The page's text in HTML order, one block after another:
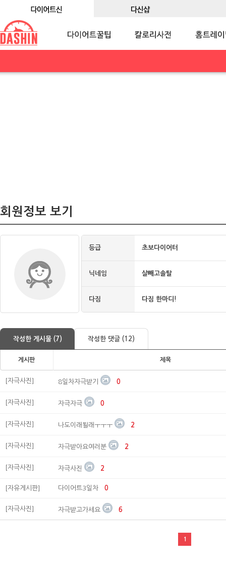
회원정보 보기
등급 초보다이어터
닉네임 살빼고솔탈
다짐 다짐 한마디!
작성한 게시물 (7) 작성한 댓글 (12)
게시판 제목
[자극사진] 8일차자극받기 0
[자극사진] 자극자극 0
[자극사진] 나도이래될래ㅜㅜㅜ 2
[자극사진] 자극받아요여러분 2
[자극사진] 자극사진 2
[자유게시판] 다이어트3일차 0
[자극사진] 자극받고가세요 6
1